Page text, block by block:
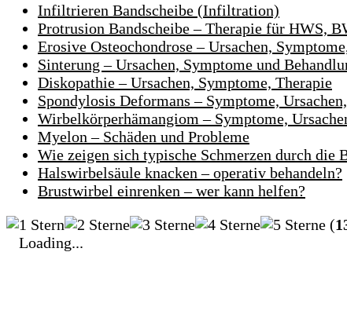
Infiltrieren Bandscheibe (Infiltration)
Protrusion Bandscheibe – Therapie für HWS,
Erosive Osteochondrose – Ursachen,
Sinterung – Ursachen, Symptome und
Diskopathie – Ursachen, Symptome, Therapie
Spondylosis Deformans – Symptome,
Wirbelkörperhämangiom – Symptome,
Myelon – Schäden und Probleme
Wie zeigen sich typische Schmerzen durch die
Halswirbelsäule knacken – operativ behandeln?
Brustwirbel einrenken – wer kann helfen?
(
Loading...